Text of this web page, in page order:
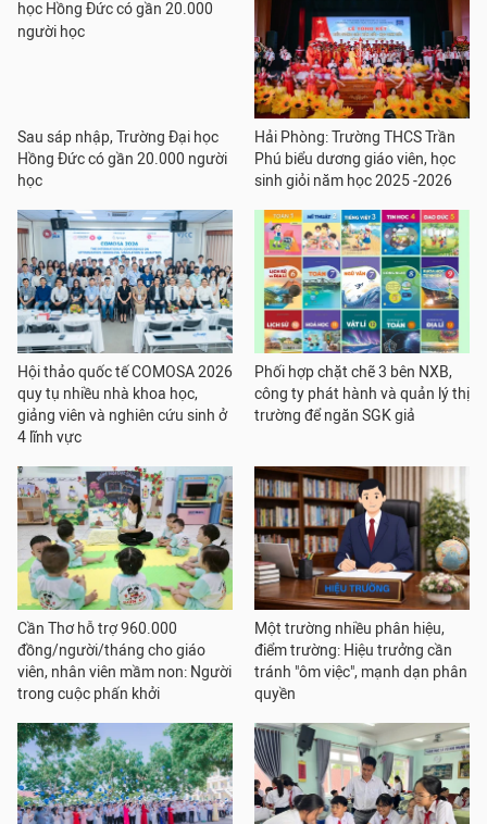
Sau sáp nhập, Trường Đại học
Hồng Đức có gần 20.000 người
học
Hải Phòng: Trường THCS Trần
Phú biểu dương giáo viên, học
sinh giỏi năm học 2025 -2026
Hội thảo quốc tế COMOSA 2026
quy tụ nhiều nhà khoa học,
giảng viên và nghiên cứu sinh ở
4 lĩnh vực
Phối hợp chặt chẽ 3 bên NXB,
công ty phát hành và quản lý thị
trường để ngăn SGK giả
Cần Thơ hỗ trợ 960.000
đồng/người/tháng cho giáo
viên, nhân viên mầm non: Người
trong cuộc phấn khởi
Một trường nhiều phân hiệu,
điểm trường: Hiệu trưởng cần
tránh "ôm việc", mạnh dạn phân
quyền